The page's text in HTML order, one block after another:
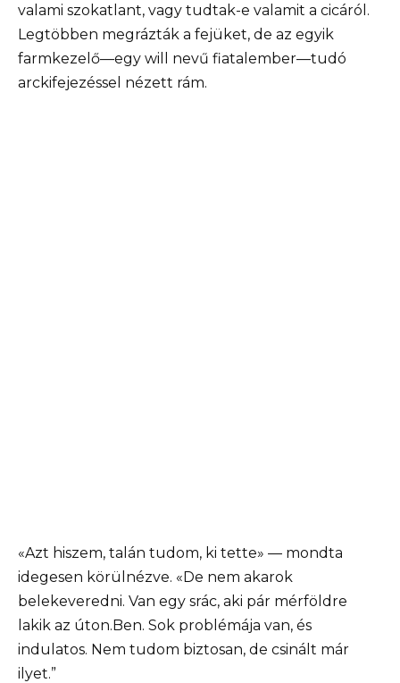
valami szokatlant, vagy tudtak-e valamit a cicáról.
Legtöbben megrázták a fejüket, de az egyik
farmkezelő—egy will nevű fiatalember—tudó
arckifejezéssel nézett rám.
«Azt hiszem, talán tudom, ki tette» — mondta
idegesen körülnézve. «De nem akarok
belekeveredni. Van egy srác, aki pár mérföldre
lakik az úton.Ben. Sok problémája van, és
indulatos. Nem tudom biztosan, de csinált már
ilyet.”